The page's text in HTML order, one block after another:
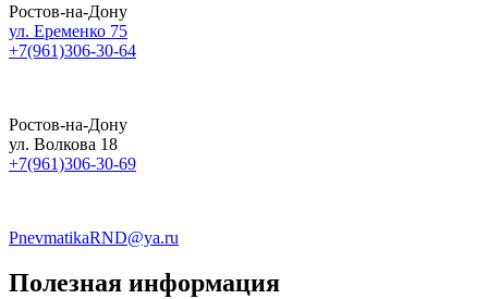
Ростов-на-Дону
ул. Еременко 75
+7(961)306-30-64
Ростов-на-Дону
ул. Волкова 18
+7(961)306-30-69
PnevmatikaRND@ya.ru
Полезная информация